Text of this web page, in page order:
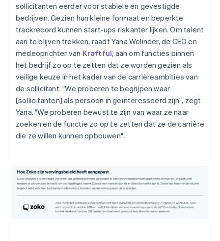
sollicitanten eerder voor stabiele en gevestigde
bedrijven. Gezien hun kleine formaat en beperkte
trackrecord kunnen start-ups riskanter lijken. Om talent
aan te blijven trekken, raadt Yana Welinder, de CEO en
medeoprichter van Kraftful, aan om functies binnen
het bedrijf zo op te zetten dat ze worden gezien als
veilige keuze in het kader van de carrièreambities van
de sollicitant. "We proberen te begrijpen waar
[sollicitanten] als persoon in geïnteresseerd zijn", zegt
Yana. "We proberen bewust te zijn van waar ze naar
zoeken en de functie zo op te zetten dat ze de carrière
die ze willen kunnen opbouwen".